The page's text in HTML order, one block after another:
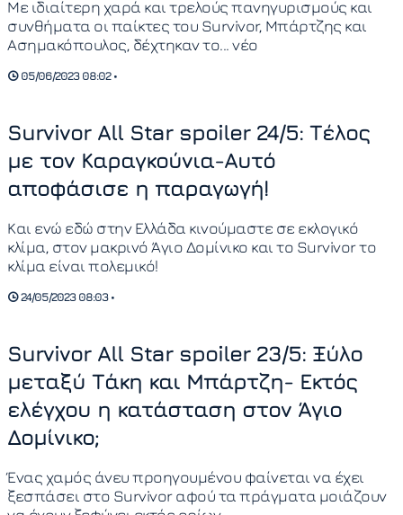
Με ιδιαίτερη χαρά και τρελούς πανηγυρισμούς και
συνθήματα οι παίκτες του Survivor, Μπάρτζης και
Ασημακόπουλος, δέχτηκαν το... νέο
05/06/2023 08:02 •
Survivor All Star spoiler 24/5: Τέλος
με τον Καραγκούνια-Αυτό
αποφάσισε η παραγωγή!
Και ενώ εδώ στην Ελλάδα κινούμαστε σε εκλογικό
κλίμα, στον μακρινό Άγιο Δομίνικο και το Survivor το
κλίμα είναι πολεμικό!
24/05/2023 08:03 •
Survivor All Star spoiler 23/5: Ξύλο
μεταξύ Τάκη και Μπάρτζη- Εκτός
ελέγχου η κατάσταση στον Άγιο
Δομίνικο;
Ένας χαμός άνευ προηγουμένου φαίνεται να έχει
ξεσπάσει στο Survivor αφού τα πράγματα μοιάζουν